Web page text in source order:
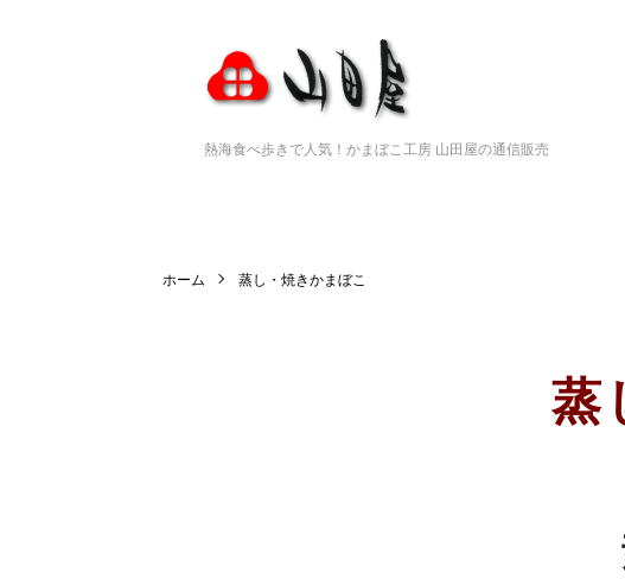
熱海食べ歩きで人気！かまぼこ工房 山田屋の通信販売
ホーム 蒸し・焼きかまぼこ
蒸